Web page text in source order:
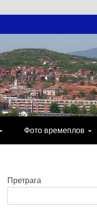
ЗАБАВА…
Фото времеплов
Претрага